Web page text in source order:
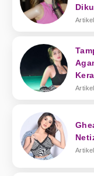
Artikel
Artikel
Artikel